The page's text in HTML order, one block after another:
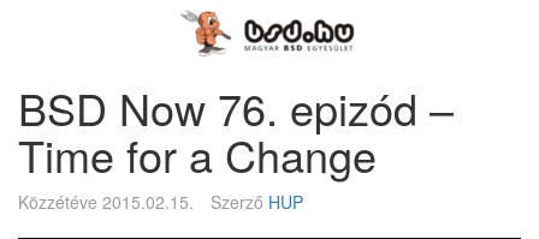
BSD Now 76. epizód –
Time for a Change
Közzétéve 2015.02.15. Szerző HUP